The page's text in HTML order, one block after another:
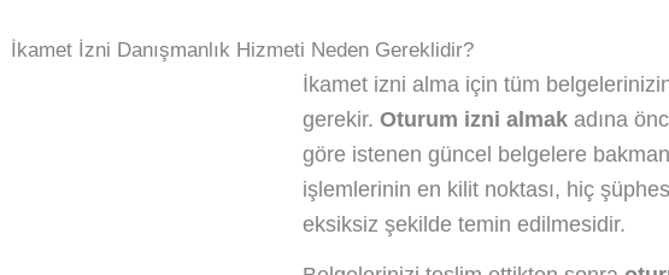
İkamet İzni Danışmanlık Hizmeti Neden Gereklidir?
İkamet izni alma için tüm
gerekir. Oturum izni almak adına
göre istenen güncel belgelere
işlemlerinin en kilit noktası, hiç
eksiksiz şekilde temin edilmesidir.